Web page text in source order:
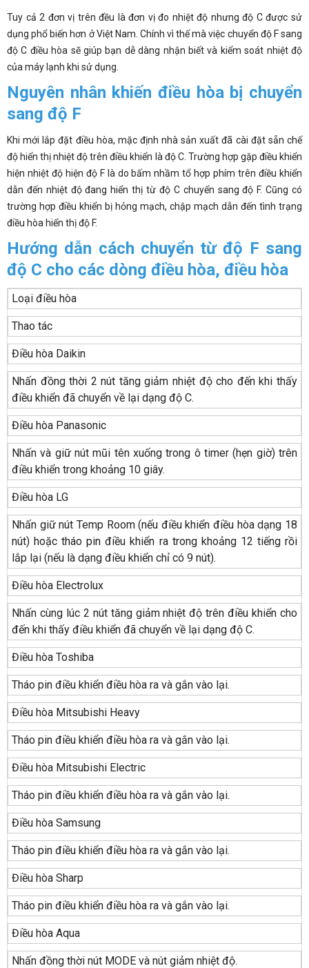
Tuy cả 2 đơn vị trên đều là đơn vị đo nhiệt độ nhưng độ C được sử
dụng phổ biến hơn ở Việt Nam. Chính vì thế mà việc chuyển độ F sang
độ C điều hòa sẽ giúp bạn dễ dàng nhận biết và kiểm soát nhiệt độ
của máy lạnh khi sử dụng.
Nguyên nhân khiến điều hòa bị chuyển
sang độ F
Khi mới lắp đặt điều hòa, mặc định nhà sản xuất đã cài đặt sẵn chế
độ hiển thị nhiệt độ trên điều khiển là độ C. Trường hợp gặp điều khiển
hiện nhiệt độ hiện độ F là do bấm nhầm tổ hợp phím trên điều khiển
dẫn đến nhiệt độ đang hiển thị từ độ C chuyển sang độ F. Cũng có
trường hợp điều khiển bị hỏng mạch, chập mạch dẫn đến tình trạng
điều hòa hiển thị độ F.
Hướng dẫn cách chuyển từ độ F sang
độ C cho các dòng điều hòa, điều hòa
Loại điều hòa
Thao tác
Điều hòa Daikin
Nhấn đồng thời 2 nút tăng giảm nhiệt độ cho đến khi thấy
điều khiển đã chuyển về lại dạng độ C.
Điều hòa Panasonic
Nhấn và giữ nút mũi tên xuống trong ô timer (hẹn giờ) trên
điều khiển trong khoảng 10 giây.
Điều hòa LG
Nhấn giữ nút Temp Room (nếu điều khiển điều hòa dạng 18
nút) hoặc tháo pin điều khiển ra trong khoảng 12 tiếng rồi
lắp lại (nếu là dạng điều khiển chỉ có 9 nút).
Điều hòa Electrolux
Nhấn cùng lúc 2 nút tăng giảm nhiệt độ trên điều khiển cho
đến khi thấy điều khiển đã chuyển về lại dạng độ C.
Điều hòa Toshiba
Tháo pin điều khiển điều hòa ra và gắn vào lại.
Điều hòa Mitsubishi Heavy
Tháo pin điều khiển điều hòa ra và gắn vào lại.
Điều hòa Mitsubishi Electric
Tháo pin điều khiển điều hòa ra và gắn vào lại.
Điều hòa Samsung
Tháo pin điều khiển điều hòa ra và gắn vào lại.
Điều hòa Sharp
Tháo pin điều khiển điều hòa ra và gắn vào lại.
Điều hòa Aqua
Nhấn đồng thời nút MODE và nút giảm nhiệt độ.